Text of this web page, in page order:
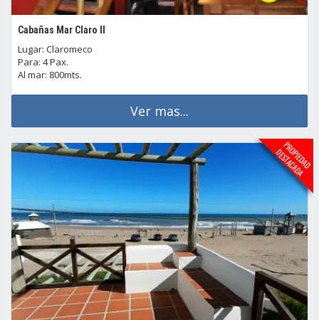
Cabañas Mar Claro II
Lugar: Claromeco
Para: 4 Pax.
Al mar: 800mts.
Ver mas...